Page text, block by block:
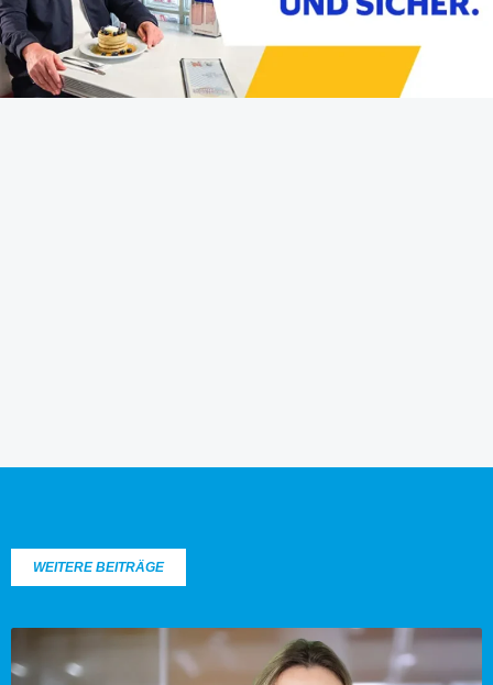
WEITERE BEITRÄGE